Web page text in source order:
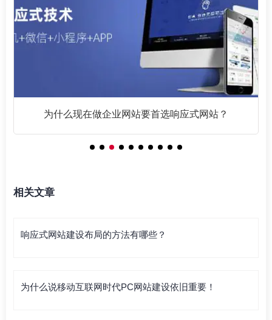
为什么现在做企业网站要首选响应式网站？
相关文章
响应式网站建设布局的方法有哪些？
为什么说移动互联网时代PC网站建设依旧重要！